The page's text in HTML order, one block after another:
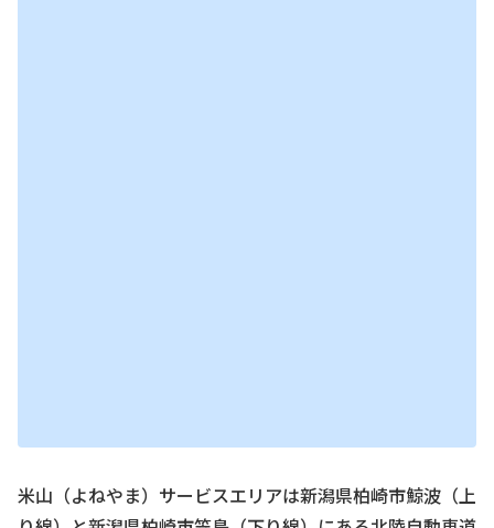
米山（よねやま）サービスエリアは新潟県柏崎市鯨波（上